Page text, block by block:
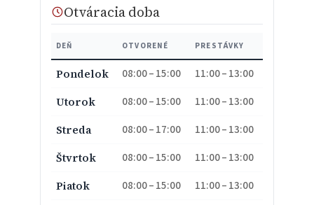
Otváracia doba
DEŇ OTVORENÉ PRESTÁVKY
Pondelok 08:00 – 15:00 11:00 – 13:00
Utorok 08:00 – 15:00 11:00 – 13:00
Streda 08:00 – 17:00 11:00 – 13:00
Štvrtok 08:00 – 15:00 11:00 – 13:00
Piatok 08:00 – 15:00 11:00 – 13:00